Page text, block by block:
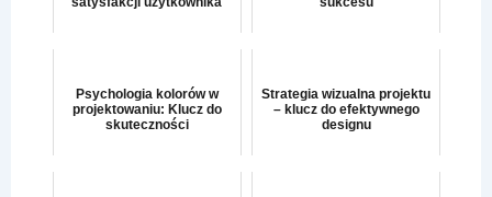
Psychologia kolorów w
projektowaniu: Klucz do
skuteczności
Strategia wizualna projektu
– klucz do efektywnego
designu